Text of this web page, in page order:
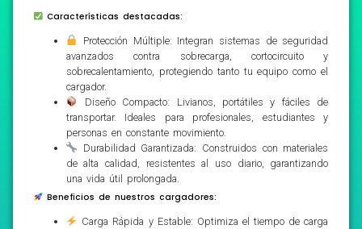
Características destacadas:
Protección Múltiple: Integran sistemas de seguridad
avanzados contra sobrecarga, cortocircuito y
sobrecalentamiento, protegiendo tanto tu equipo como el
cargador.
Diseño Compacto: Livianos, portátiles y fáciles de
transportar. Ideales para profesionales, estudiantes y
personas en constante movimiento.
Durabilidad Garantizada: Construidos con materiales
de alta calidad, resistentes al uso diario, garantizando
una vida útil prolongada.
Beneficios de nuestros cargadores:
Carga Rápida y Estable: Optimiza el tiempo de carga